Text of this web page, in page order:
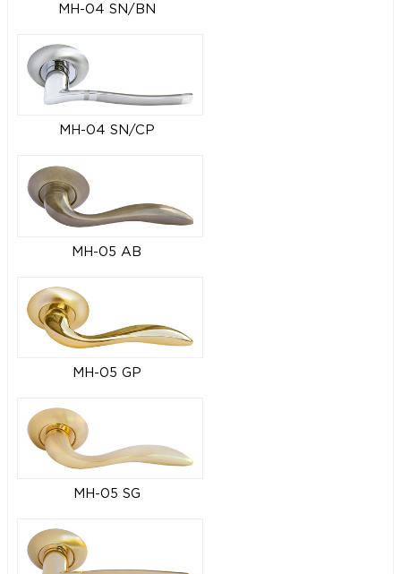
MH-04 SN/BN
MH-04 SN/CP
MH-05 AB
MH-05 GP
MH-05 SG